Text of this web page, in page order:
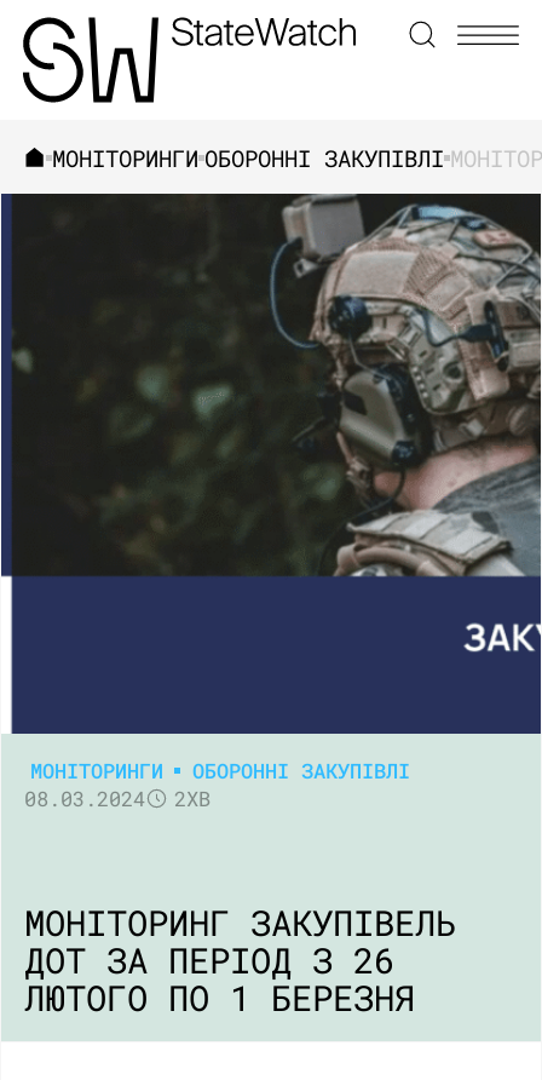
ЗНАЙТИ
МОНІТОРИНГИ ОБОРОННІ ЗАКУПІВЛІ
МОНІТОРИНГИ
ОБОРОННІ ЗАКУПІВЛІ
08.03.2024
2ХВ
МОНІТОРИНГ ЗАКУПІВЕЛЬ
ДОТ ЗА ПЕРІОД З 26
ЛЮТОГО ПО 1 БЕРЕЗНЯ